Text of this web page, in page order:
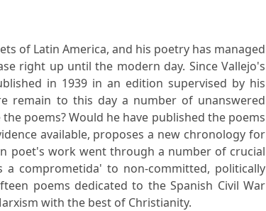
of Latin America, and his poetry has managed
right up until the modern day. Since Vallejo's
in 1939 in an edition supervised by his
remain to this day a number of unanswered
poems? Would he have published the poems
available, proposes a new chronology for
poet's work went through a number of crucial
comprometida' to non-committed, politically
poems dedicated to the Spanish Civil War
with the best of Christianity.